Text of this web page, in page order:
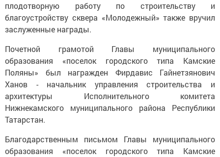
плодотворную работу по строительству и
благоустройству сквера «Молодежный» также вручил
заслуженные награды.
Почетной грамотой Главы муниципального
образования «поселок городского типа Камские
Поляны» был награжден Фирдавис Гайнетзянович
Ханов - начальник управления строительства и
архитектуры Исполнительного комитета
Нижнекамского муниципального района Республики
Татарстан.
Благодарственным письмом Главы муниципального
образования «поселок городского типа Камские